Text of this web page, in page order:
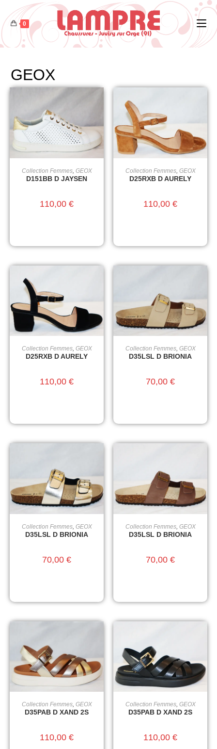
0
GEOX
CHOIX DES OPTIONS
Collection Femmes, GEOX
D151BB D JAYSEN
110,00 €
CHOIX DES OPTIONS
Collection Femmes, GEOX
D25RXB D AURELY
110,00 €
CHOIX DES OPTIONS
Collection Femmes, GEOX
D25RXB D AURELY
110,00 €
CHOIX DES OPTIONS
Collection Femmes, GEOX
D35LSL D BRIONIA
70,00 €
CHOIX DES OPTIONS
Collection Femmes, GEOX
D35LSL D BRIONIA
70,00 €
CHOIX DES OPTIONS
Collection Femmes, GEOX
D35LSL D BRIONIA
70,00 €
CHOIX DES OPTIONS
Collection Femmes, GEOX
D35PAB D XAND 2S
110,00 €
CHOIX DES OPTIONS
Collection Femmes, GEOX
D35PAB D XAND 2S
110,00 €